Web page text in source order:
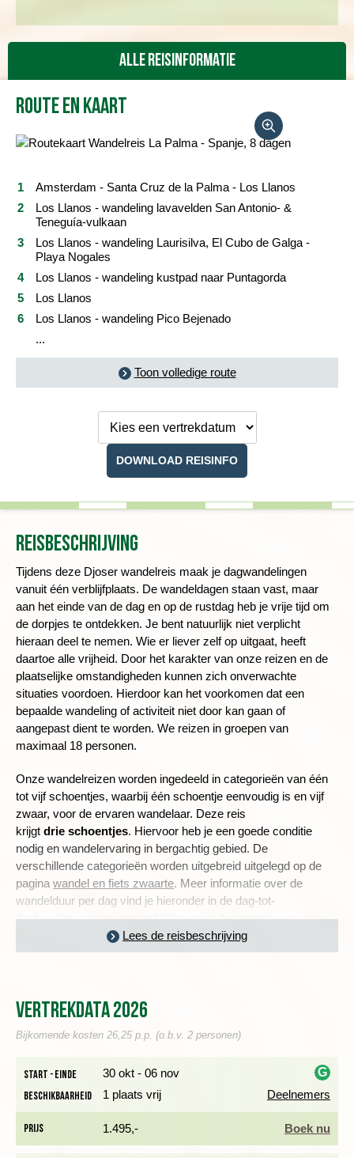
Alle reisinformatie
Vertrekdata/prijs
Reviews
Praktische informatie
Route en kaart
Amsterdam - Santa Cruz de la Palma - Los Llanos
Los Llanos - wandeling lavavelden San Antonio- &
Teneguía-vulkaan
Los Llanos - wandeling Laurisilva, El Cubo de Galga -
Playa Nogales
Los Llanos - wandeling kustpad naar Puntagorda
Los Llanos
Los Llanos - wandeling Pico Bejenado
...
Toon volledige route
DOWNLOAD REISINFO
Reisbeschrijving
Tijdens deze Djoser wandelreis maak je dagwandelingen
vanuit één verblijfplaats. De wandeldagen staan vast, maar
aan het einde van de dag en op de rustdag heb je vrije tijd om
de dorpjes te ontdekken. Je bent natuurlijk niet verplicht
hieraan deel te nemen. Wie er liever zelf op uitgaat, heeft
daartoe alle vrijheid. Door het karakter van onze reizen en de
plaatselijke omstandigheden kunnen zich onverwachte
situaties voordoen. Hierdoor kan het voorkomen dat een
bepaalde wandeling of activiteit niet door kan gaan of
aangepast dient te worden. We reizen in groepen van
maximaal 18 personen.
Onze wandelreizen worden ingedeeld in categorieën van één
tot vijf schoentjes, waarbij één schoentje eenvoudig is en vijf
zwaar, voor de ervaren wandelaar. Deze reis
krijgt drie schoentjes. Hiervoor heb je een goede conditie
nodig en wandelervaring in bergachtig gebied. De
verschillende categorieën worden uitgebreid uitgelegd op de
pagina wandel en fiets zwaarte. Meer informatie over de
wandelduur per dag vind je hieronder in de dag-tot-
dagbeschrijving en een toelichting over de zwaarte van deze
de praktische informatie.
HET VRUCHTBARE DAL VAN LOS LLANOS
Dag 1 Amsterdam - Santa Cruz de la Palma - Los Llanos
naar Santa Cruz de la Palma
Het is de grootste plaats op het eiland en ligt op een vruchtbare
verbouwd. Om alvast een beetje in te lopen, kan een
Lees de reisbeschrijving
Vertrekdata 2026
Bijkomende kosten 26,25 p.p. (o.b.v. 2 personen)
Start - einde 30 okt - 06 nov G
i
Beschikbaarheid 1 plaats vrij Deelnemers
Prijs 1.495,- Boek nu